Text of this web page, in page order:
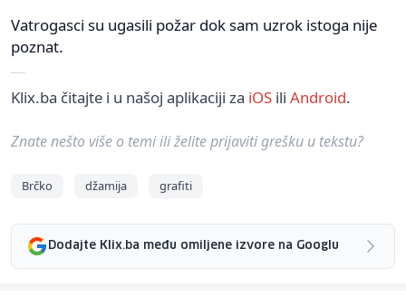
Vatrogasci su ugasili požar dok sam uzrok istoga nije
poznat.
Klix.ba čitajte i u našoj aplikaciji za iOS ili Android.
Znate nešto više o temi ili želite prijaviti grešku u tekstu?
Brčko džamija grafiti
Dodajte Klix.ba među omiljene izvore na Googlu